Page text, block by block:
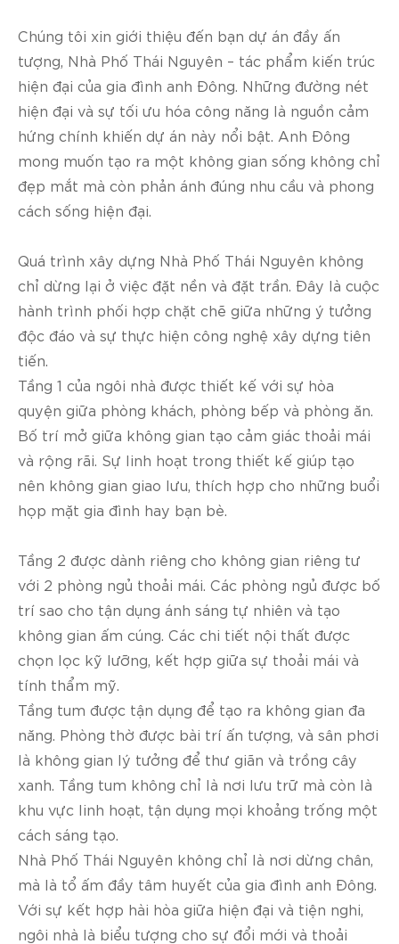
Chúng tôi xin giới thiệu đến bạn dự án đầy ấn
tượng, Nhà Phố Thái Nguyên – tác phẩm kiến trúc
hiện đại của gia đình anh Đông. Những đường nét
hiện đại và sự tối ưu hóa công năng là nguồn cảm
hứng chính khiến dự án này nổi bật. Anh Đông
mong muốn tạo ra một không gian sống không chỉ
đẹp mắt mà còn phản ánh đúng nhu cầu và phong
cách sống hiện đại.
Quá trình xây dựng Nhà Phố Thái Nguyên không
chỉ dừng lại ở việc đặt nền và đặt trần. Đây là cuộc
hành trình phối hợp chặt chẽ giữa những ý tưởng
độc đáo và sự thực hiện công nghệ xây dựng tiên
tiến.
Tầng 1 của ngôi nhà được thiết kế với sự hòa
quyện giữa phòng khách, phòng bếp và phòng ăn.
Bố trí mở giữa không gian tạo cảm giác thoải mái
và rộng rãi. Sự linh hoạt trong thiết kế giúp tạo
nên không gian giao lưu, thích hợp cho những buổi
họp mặt gia đình hay bạn bè.
Tầng 2 được dành riêng cho không gian riêng tư
với 2 phòng ngủ thoải mái. Các phòng ngủ được bố
trí sao cho tận dụng ánh sáng tự nhiên và tạo
không gian ấm cúng. Các chi tiết nội thất được
chọn lọc kỹ lưỡng, kết hợp giữa sự thoải mái và
tính thẩm mỹ.
Tầng tum được tận dụng để tạo ra không gian đa
năng. Phòng thờ được bài trí ấn tượng, và sân phơi
là không gian lý tưởng để thư giãn và trồng cây
xanh. Tầng tum không chỉ là nơi lưu trữ mà còn là
khu vực linh hoạt, tận dụng mọi khoảng trống một
cách sáng tạo.
Nhà Phố Thái Nguyên không chỉ là nơi dừng chân,
mà là tổ ấm đầy tâm huyết của gia đình anh Đông.
Với sự kết hợp hài hòa giữa hiện đại và tiện nghi,
ngôi nhà là biểu tượng cho sự đổi mới và thoải